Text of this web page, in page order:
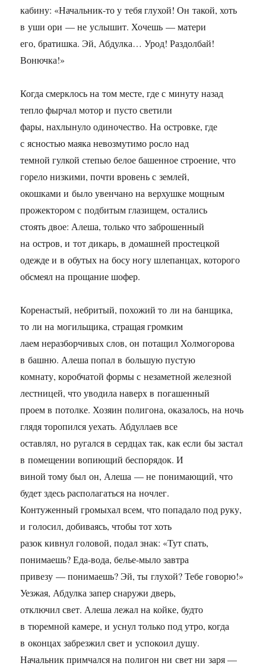
кабину: «Начальник-то у тебя глухой! Он такой, хоть
в уши ори — не услышит. Хочешь — матери
его, братишка. Эй, Абдулка… Урод! Раздолбай!
Вонючка!»
Когда смерклось на том месте, где с минуту назад
тепло фырчал мотор и пусто светили
фары, нахлынуло одиночество. На островке, где
с ясностью маяка невозмутимо росло над
темной гулкой степью белое башенное строение, что
горело низкими, почти вровень с землей,
окошками и было увенчано на верхушке мощным
прожектором с подбитым глазищем, остались
стоять двое: Алеша, только что заброшенный
на остров, и тот дикарь, в домашней простецкой
одежде и в обутых на босу ногу шлепанцах, которого
обсмеял на прощание шофер.
Коренастый, небритый, похожий то ли на банщика,
то ли на могильщика, стращая громким
лаем неразборчивых слов, он потащил Холмогорова
в башню. Алеша попал в большую пустую
комнату, коробчатой формы с незаметной железной
лестницей, что уводила наверх в погашенный
проем в потолке. Хозяин полигона, оказалось, на ночь
глядя торопился уехать. Абдуллаев все
оставлял, но ругался в сердцах так, как если бы застал
в помещении вопиющий беспорядок. И
виной тому был он, Алеша — не понимающий, что
будет здесь располагаться на ночлег.
Контуженный громыхал всем, что попадало под руку,
и голосил, добиваясь, чтобы тот хоть
разок кивнул головой, подал знак: «Тут спать,
понимаешь? Еда-вода, белье-мыло завтра
привезу — понимаешь? Эй, ты глухой? Тебе говорю!»
Уезжая, Абдулка запер снаружи дверь,
отключил свет. Алеша лежал на койке, будто
в тюремной камере, и уснул только под утро, когда
в оконцах забрезжил свет и успокоил душу.
Начальник примчался на полигон ни свет ни заря —